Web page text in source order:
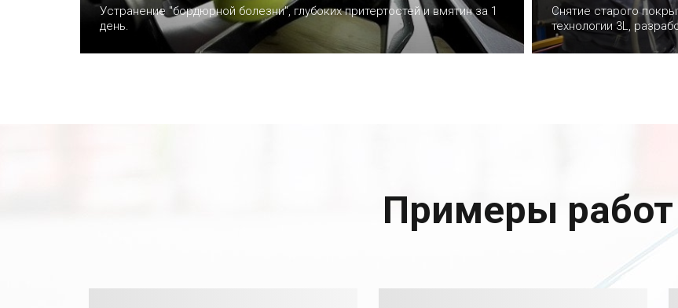
Устранение "бордюрной болезни", глубоких притертостей и вмятин за 1
день.
Снятие старого
технологии 3L,
Примеры работ